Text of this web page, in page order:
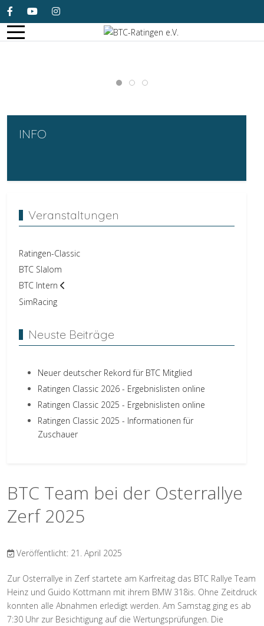
INFO
Veranstaltungen
Ratingen-Classic
BTC Slalom
BTC Intern
SimRacing
Neuste Beiträge
Neuer deutscher Rekord für BTC Mitglied
Ratingen Classic 2026 - Ergebnislisten online
Ratingen Classic 2025 - Ergebnislisten online
Ratingen Classic 2025 - Informationen für
Zuschauer
BTC Team bei der Osterrallye
Zerf 2025
Veröffentlicht: 21. April 2025
Zur Osterrallye in Zerf startete am Karfreitag das BTC Rallye Team
Heinz und Guido Kottmann mit ihrem BMW 318is. Ohne Zeitdruck
konnten alle Abnahmen erledigt werden. Am Samstag ging es ab
7:30 Uhr zur Besichtigung auf die Wertungsprüfungen. Die